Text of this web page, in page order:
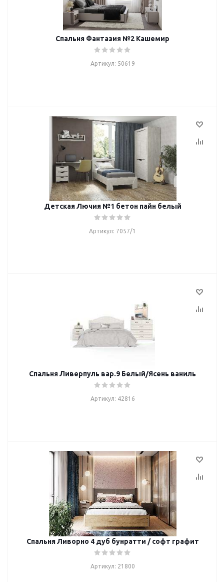
Спальня Фантазия №2 Кашемир
Артикул: 50619
Детская Лючия №1 бетон пайн белый
Артикул: 7057/1
Спальня Ливерпуль вар.9 Белый/Ясень ваниль
Артикул: 42816
Спальня Ливорно 4 дуб бунратти / софт графит
Артикул: 21800